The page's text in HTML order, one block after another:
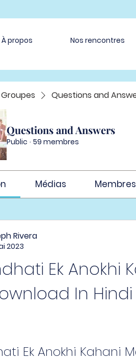
À propos Nos rencontres
Groupes Questions and
Questions and Answers
Public · 59 membres
Médias Membres
Rivera
2023
Ek Anokhi
In Hindi
Ek Anokhi Kahani